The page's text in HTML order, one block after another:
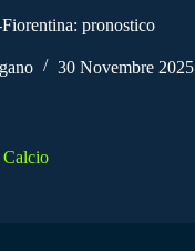
pronostico
30 Novembre 2025
Calcio